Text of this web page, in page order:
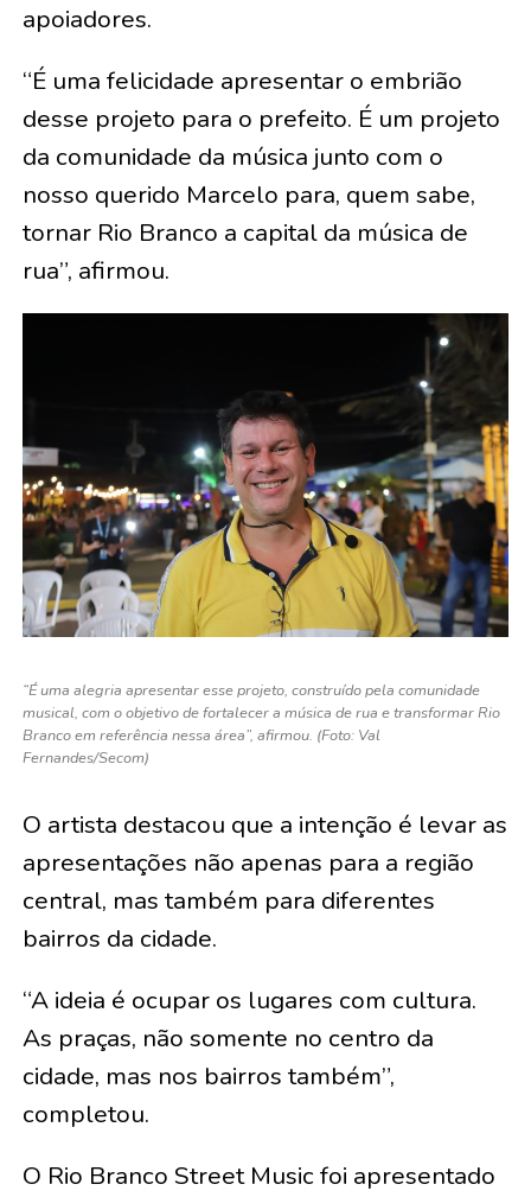
apoiadores.
“É uma felicidade apresentar o embrião
desse projeto para o prefeito. É um projeto
da comunidade da música junto com o
nosso querido Marcelo para, quem sabe,
tornar Rio Branco a capital da música de
rua”, afirmou.
“É uma alegria apresentar esse projeto, construído pela comunidade
musical, com o objetivo de fortalecer a música de rua e transformar Rio
Branco em referência nessa área”, afirmou. (Foto: Val
Fernandes/Secom)
O artista destacou que a intenção é levar as
apresentações não apenas para a região
central, mas também para diferentes
bairros da cidade.
“A ideia é ocupar os lugares com cultura.
As praças, não somente no centro da
cidade, mas nos bairros também”,
completou.
O Rio Branco Street Music foi apresentado